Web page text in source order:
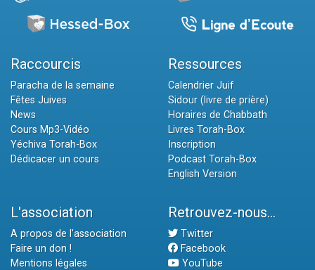
Raccourcis
Paracha de la semaine
Fêtes Juives
News
Cours Mp3-Vidéo
Yéchiva Torah-Box
Dédicacer un cours
Ressources
Calendrier Juif
Sidour (livre de prière)
Horaires de Chabbath
Livres Torah-Box
Inscription
Podcast Torah-Box
English Version
L'association
A propos de l'association
Faire un don !
Mentions légales
Retrouvez-nous...
Twitter
Facebook
YouTube